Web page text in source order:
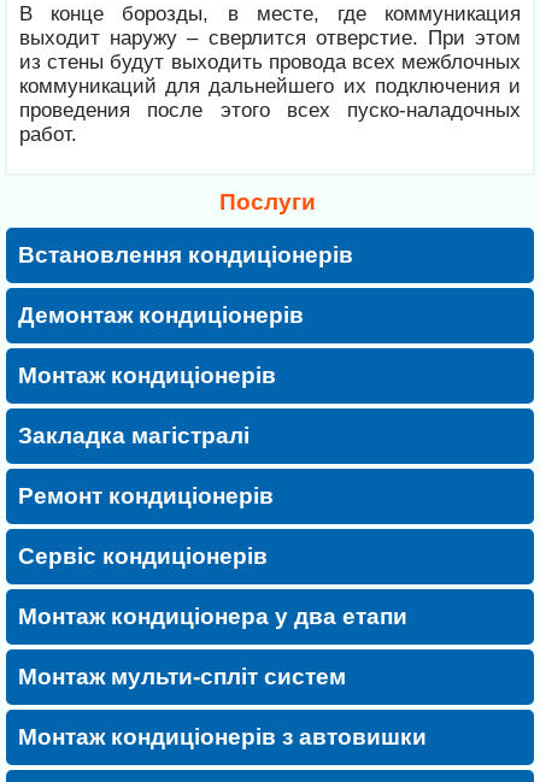
В конце борозды, в месте, где коммуникация
выходит наружу – сверлится отверстие. При этом
из стены будут выходить провода всех межблочных
коммуникаций для дальнейшего их подключения и
проведения после этого всех пуско-наладочных
работ.
Послуги
Встановлення кондиціонерів
Демонтаж кондиціонерів
Монтаж кондиціонерів
Закладка магістралі
Ремонт кондиціонерів
Сервіс кондиціонерів
Монтаж кондиціонера у два етапи
Монтаж мульти-спліт систем
Монтаж кондиціонерів з автовишки